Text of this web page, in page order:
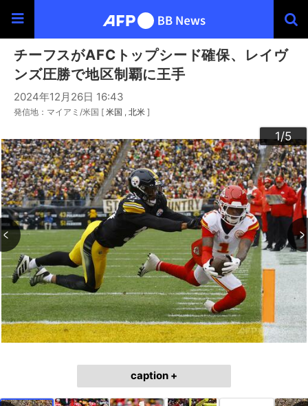
チーフスがAFCトップシード確保、レイヴ
ンズ圧勝で地区制覇に王手
2024年12月26日 16:43
発信地：マイアミ/米国 [ 米国 北米 ]
1/5
2/5
3/5
4/5
5/5
caption +